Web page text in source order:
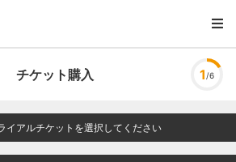
チケット購入 1 /6
イアルチケットを選択してください